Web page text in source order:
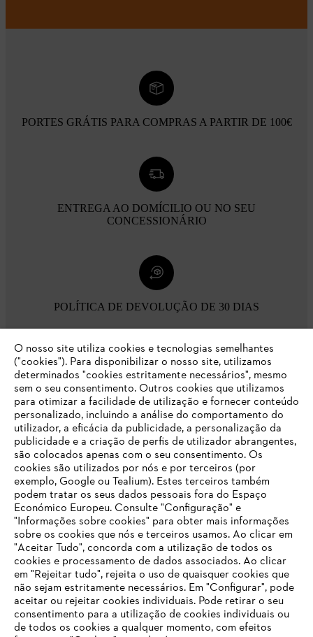
PORTES GRÁTIS PARA COMPRAS A PARTIR DE 100€
ENTREGA AO DOMÍCILIO OU NO SEU
CONCESSIONÁRIO
POLÍTICA DE DEVOLUÇÃO DE 30 DIAS
Opções de pagamento
Empresa
FAQs Loja Online
Contacto
O SEU NAVEGADOR NÃO SUPORTA
ESTE WEBSITE
Está utilizar um navegador que ainda não suportamos. Para
obter o melhor uso de nosso site, recomendamos que altere
para um dos seguintes navegadores:
O nosso site utiliza cookies e tecnologias semelhantes
("cookies"). Para disponibilizar o nosso site, utilizamos
determinados "cookies estritamente necessários", mesmo
sem o seu consentimento. Outros cookies que utilizamos
para otimizar a facilidade de utilização e fornecer conteúdo
personalizado, incluindo a análise do comportamento do
utilizador, a eficácia da publicidade, a personalização da
publicidade e a criação de perfis de utilizador abrangentes,
são colocados apenas com o seu consentimento. Os
cookies são utilizados por nós e por terceiros (por
exemplo, Google ou Tealium). Estes terceiros também
podem tratar os seus dados pessoais fora do Espaço
Económico Europeu. Consulte "Configuração" e
"Informações sobre cookies" para obter mais informações
sobre os cookies que nós e terceiros usamos. Ao clicar em
"Aceitar Tudo", concorda com a utilização de todos os
cookies e processamento de dados associados. Ao clicar
em "Rejeitar tudo", rejeita o uso de quaisquer cookies que
não sejam estritamente necessários. Em "Configurar", pode
aceitar ou rejeitar cookies individuais. Pode retirar o seu
consentimento para a utilização de cookies individuais ou
de todos os cookies a qualquer momento, com efeitos